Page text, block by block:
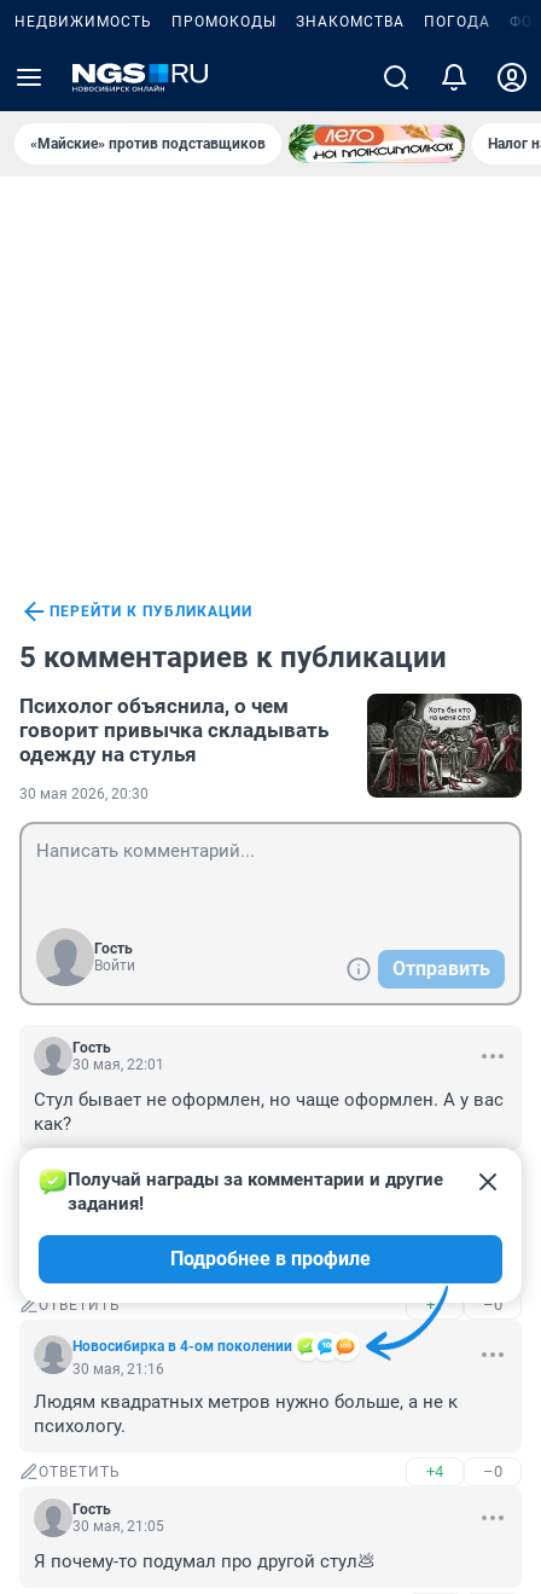
НЕДВИЖИМОСТЬ ПРОМОКОДЫ ЗНАКОМСТВА ПОГОДА
«Майские» против подставщиков Налог
ПЕРЕЙТИ К ПУБЛИКАЦИИ
5 комментариев к публикации
Психолог объяснила, о чем
говорит привычка складывать
одежду на стулья
30 мая 2026, 20:30
Гость
Войти
Отправить
Гость
30 мая, 22:01
Стул бывает не оформлен, но чаще оформлен. А у вас
как?
ОТВЕТИТЬ –1
Гость
По ходу, "психологам" пора к психологам.
ОТВЕТИТЬ +1 –0
Новосибирка в 4-ом поколении
Получай награды за комментарии и другие
задания!
Подробнее в профиле
30 мая, 21:16
Людям квадратных метров нужно больше, а не к
психологу.
ОТВЕТИТЬ +4 –0
Гость
30 мая, 21:05
Я почему-то подумал про другой стул💩